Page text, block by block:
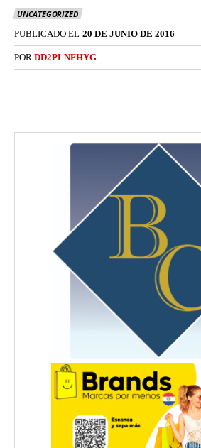
UNCATEGORIZED
PUBLICADO EL 20 DE JUNIO DE 2016
POR DD2PLNFHYG